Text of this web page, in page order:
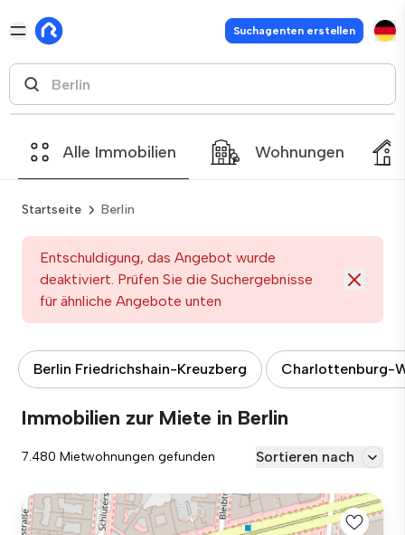
Suchagenten erstellen
Alle Immobilien Wohnungen
Startseite Berlin
Entschuldigung, das Angebot wurde
deaktiviert. Prüfen Sie die Suchergebnisse
für ähnliche Angebote unten
Berlin Friedrichshain-Kreuzberg Charlottenburg-
Immobilien zur Miete in Berlin
7.480 Mietwohnungen gefunden Sortieren nach